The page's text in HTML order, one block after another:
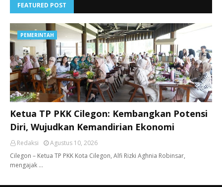
FEATURED POST
PEMERINTAH
Ketua TP PKK Cilegon: Kembangkan Potensi
Diri, Wujudkan Kemandirian Ekonomi
Redaksi
Agustus 10, 2026
Cilegon – Ketua TP PKK Kota Cilegon, Alfi Rizki Aghnia Robinsar,
mengajak …